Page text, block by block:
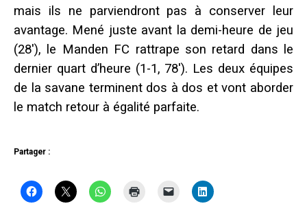
mais ils ne parviendront pas à conserver leur
avantage. Mené juste avant la demi-heure de jeu
(28′), le Manden FC rattrape son retard dans le
dernier quart d’heure (1-1, 78′). Les deux équipes
de la savane terminent dos à dos et vont aborder
le match retour à égalité parfaite.
Partager :